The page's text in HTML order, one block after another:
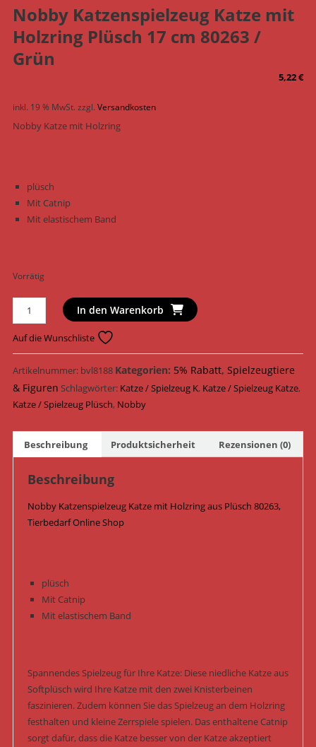
Nobby Katzenspielzeug Katze mit
Holzring Plüsch 17 cm 80263 /
Grün
5,22€
inkl. 19 % MwSt.zzgl.Versandkosten
Nobby Katze mit Holzring
plüsch
Mit Catnip
Mit elastischem Band
Vorrätig
Nobby
Katzenspielzeug
Katze
mit
Holzring
Plüsch
17
80263
Menge
In den Warenkorb
Auf die Wunschliste
Artikelnummer: bvl8188 Kategorien: 5% Rabatt, Spielzeugtiere
& Figuren Schlagwörter: Katze / Spielzeug K, Katze / Spielzeug Katze,
Katze / Spielzeug Plüsch, Nobby
Beschreibung Produktsicherheit Rezensionen (0)
Beschreibung
Nobby Katzenspielzeug Katze mit Holzring aus Plüsch 80263,
Tierbedarf Online Shop
plüsch
Mit Catnip
Mit elastischem Band
Spannendes Spielzeug für Ihre Katze: Diese niedliche Katze aus
Softplüsch wird Ihre Katze mit den zwei Knisterbeinen
faszinieren. Zudem können Sie das Spielzeug an dem Holzring
festhalten und kleine Zerrspiele spielen. Das enthaltene Catnip
sorgt dafür, dass die Katze besser von der Katze akzeptiert